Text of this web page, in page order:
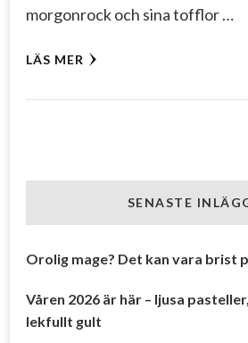
morgonrock och sina tofflor …
LÄS MER
SENASTE
Orolig mage? Det kan vara brist
Våren 2026 är här – ljusa
lekfullt gult